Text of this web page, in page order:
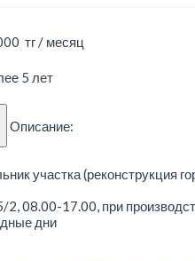
тг / месяц
5 лет
Описание:
участка (реконструкция
2, 08.00-17.00, при
дни